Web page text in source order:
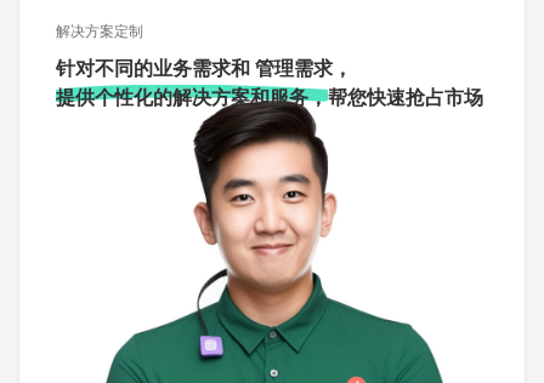
解决方案定制
针对不同的业务需求和 管理需求，
提供个性化的解决方案和服务，帮您快速抢占市场